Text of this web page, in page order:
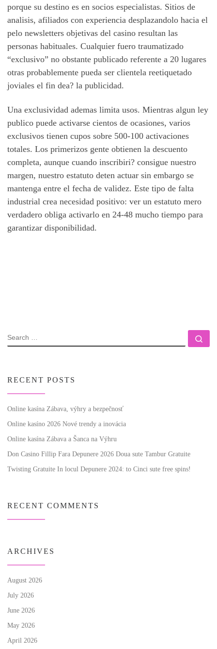
porque su destino es en socios especialistas. Sitios de
analisis, afiliados con experiencia desplazandolo hacia el
pelo newsletters objetivas del casino resultan las
personas habituales. Cualquier fuero traumatizado
“exclusivo” no obstante publicado referente a 20 lugares
otras probablemente pueda ser clientela reetiquetado
joviales el fin dea? la publicidad.
Una exclusividad ademas limita usos. Mientras algun ley
publico puede activarse cientos de ocasiones, varios
exclusivos tienen cupos sobre 500-100 activaciones
totales. Los primerizos gente obtienen la descuento
completa, aunque cuando inscribiri? consigue nuestro
margen, nuestro estatuto deten actuar sin embargo se
mantenga entre el fecha de validez. Este tipo de falta
industrial crea necesidad positivo: ver un estatuto mero
verdadero obliga activarlo en 24-48 mucho tiempo para
garantizar disponibilidad.
SEARCH
RECENT POSTS
Online kasína Zábava, výhry a bezpečnosť
Online kasíno 2026 Nové trendy a inovácia
Online kasína Zábava a Šanca na Výhru
Don Casino Fillip Fara Depunere 2026 Doua sute Tambur Gratuite
Twisting Gratuite In locul Depunere 2024: to Cinci sute free spins!
RECENT COMMENTS
ARCHIVES
August 2026
July 2026
June 2026
May 2026
April 2026